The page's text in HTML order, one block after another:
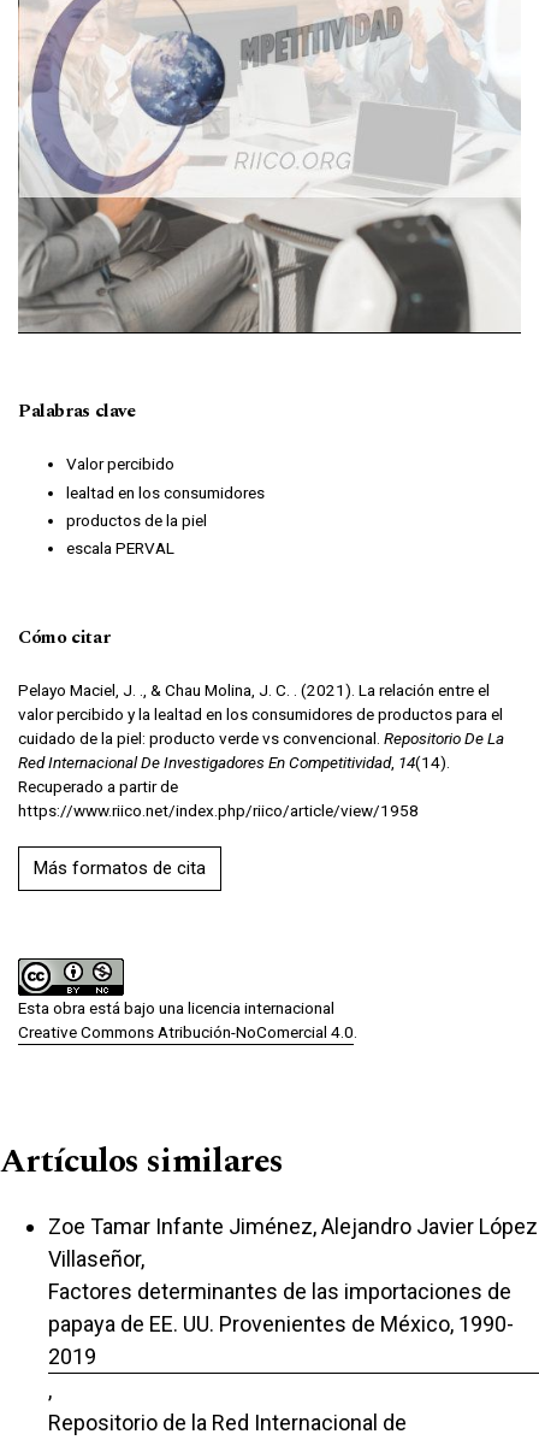
Palabras clave
Valor percibido
lealtad en los consumidores
productos de la piel
escala PERVAL
Cómo citar
Pelayo Maciel, J. ., & Chau Molina, J. C. . (2021). La relación entre el
valor percibido y la lealtad en los consumidores de productos para el
cuidado de la piel: producto verde vs convencional. Repositorio De La
Red Internacional De Investigadores En Competitividad, 14(14).
Recuperado a partir de
https://www.riico.net/index.php/riico/article/view/1958
Más formatos de cita
Esta obra está bajo una licencia internacional
Creative Commons Atribución-NoComercial 4.0.
Artículos similares
Zoe Tamar Infante Jiménez, Alejandro Javier López
Villaseñor,
Factores determinantes de las importaciones de
papaya de EE. UU. Provenientes de México, 1990-
2019
,
Repositorio de la Red Internacional de